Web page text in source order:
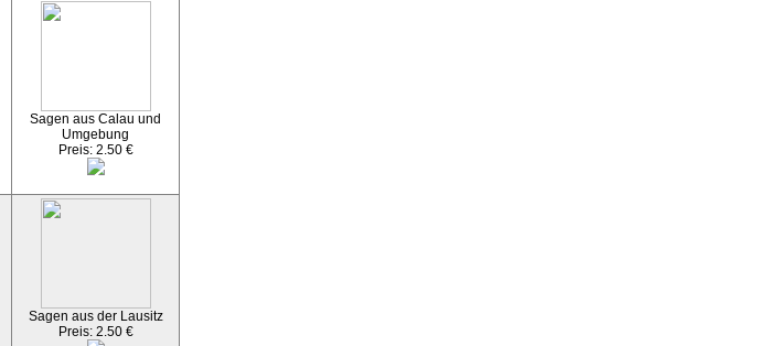
Sagen aus Calau und
Umgebung
Preis: 2.50 €
Sagen aus der Lausitz
Preis: 2.50 €